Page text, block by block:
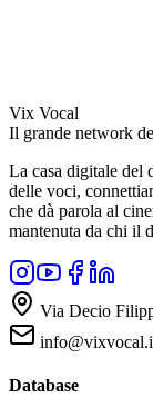
Vix Vocal
Il grande network
La casa digitale del
delle voci,
che dà parola al
mantenuta da chi il
Via Decio
Database